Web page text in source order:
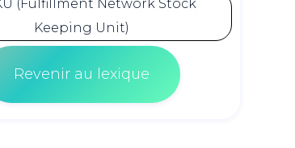
(Fulfillment Network Stock
Keeping Unit)
Revenir au lexique